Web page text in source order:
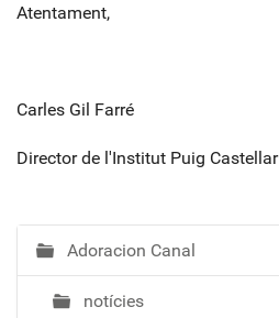
Atentament,
Carles Gil Farré
Director de l'Institut Puig Castellar
N
a
Adoracion Canal
notícies